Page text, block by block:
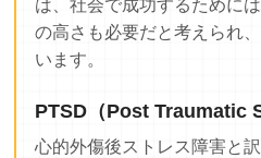
は、社会で成功するために
の高さも必要だと考えられ
います。
PTSD（Post Traumatic
心的外傷後ストレス障害と